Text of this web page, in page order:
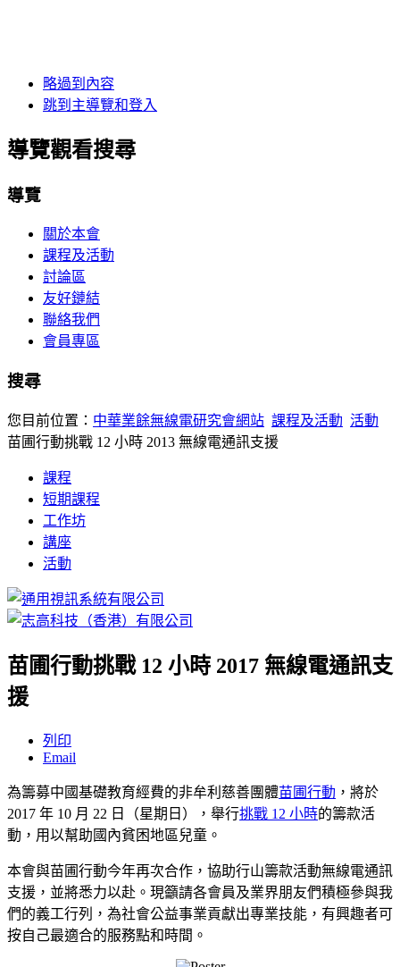
略過到內容
跳到主導覽和登入
導覽觀看搜尋
導覽
關於本會
課程及活動
討論區
友好鏈結
聯絡我們
會員專區
搜尋
您目前位置： 中華業餘無線電研究會網站 課程及活動 活動
苗圃行動挑戰 12 小時 2013 無線電通訊支援
課程
短期課程
工作坊
講座
活動
苗圃行動挑戰 12 小時 2017 無線電通訊支
援
列印
Email
為籌募中國基礎教育經費的非牟利慈善團體苗圃行動 ，將於
2017 年 10 月 22 日（星期日），舉行挑戰 12 小時的籌款活
動，用以幫助國內貧困地區兒童。
本會與苗圃行動今年再次合作，協助行山籌款活動無線電通訊
支援，並將悉力以赴。現籲請各會員及業界朋友們積極參與我
們的義工行列，為社會公益事業貢獻出專業技能，有興趣者可
按自己最適合的服務點和時間。